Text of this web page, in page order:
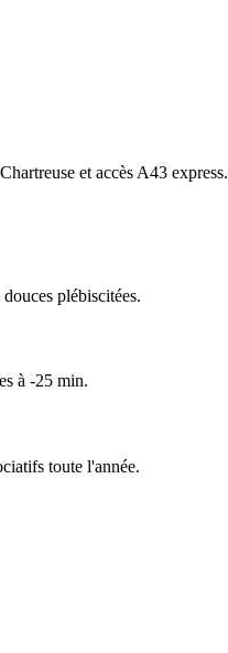
et accès A43 express.
plébiscitées.
à -25 min.
toute l'année.